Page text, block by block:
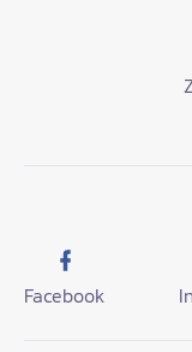
Facebook